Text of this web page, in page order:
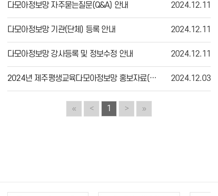
다모아정보망 자주묻는질문(Q&A) 안내 2024.12.11
다모아정보망 기관(단체) 등록 안내 2024.12.11
다모아정보망 강사등록 및 정보수정 안내 2024.12.11
2024년 제주평생교육다모아정보망 홍보자료(리플릿) 2024.12.03
« < 1 > »